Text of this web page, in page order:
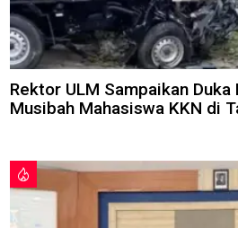
Rektor ULM Sampaikan
Musibah Mahasiswa KKN di